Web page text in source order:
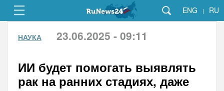
ENG | RU
НАУКА 23.06.2025 - 09:11
ИИ будет помогать выявлять
рак на ранних стадиях, даже